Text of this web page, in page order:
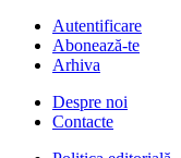
Autentificare
Abonează-te
Arhiva
Despre noi
Contacte